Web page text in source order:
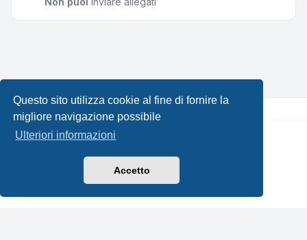
Questo sito utilizza cookie al fine di fornire la
migliore navigazione possibile
Ulteriori informazioni
Accetto
Creato daphpBB® Forum Software © phpBB Limited •
Leenoz.com
phpBB-Italia.it
Condizioni|Tutti gli orari sono